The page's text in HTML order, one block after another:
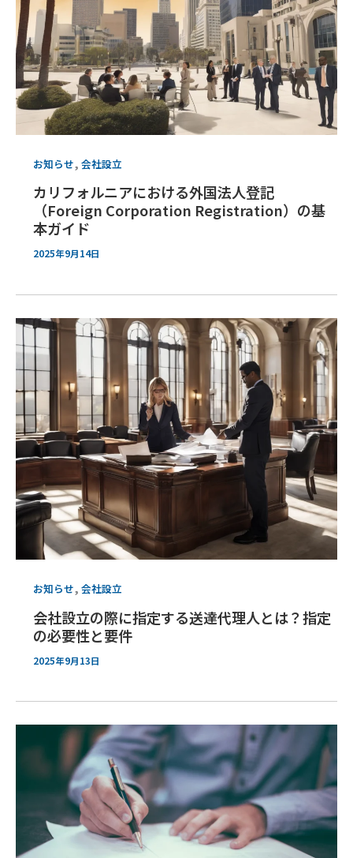
お知らせ, 会社設立
カリフォルニアにおける外国法人登記
（Foreign Corporation Registration）の基
本ガイド
2025年9月14日
お知らせ, 会社設立
会社設立の際に指定する送達代理人とは？指定
の必要性と要件
2025年9月13日